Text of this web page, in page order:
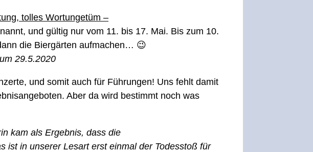
tolles Wortungetüm –
und gültig nur vom 11. bis 17. Mai. Bis zum 10.
die Biergärten aufmachen… 😉
29.5.2020
und somit auch für Führungen! Uns fehlt damit
Aber da wird bestimmt noch was
kam als Ergebnis, dass die
ist in unserer Lesart erst einmal der Todesstoß für